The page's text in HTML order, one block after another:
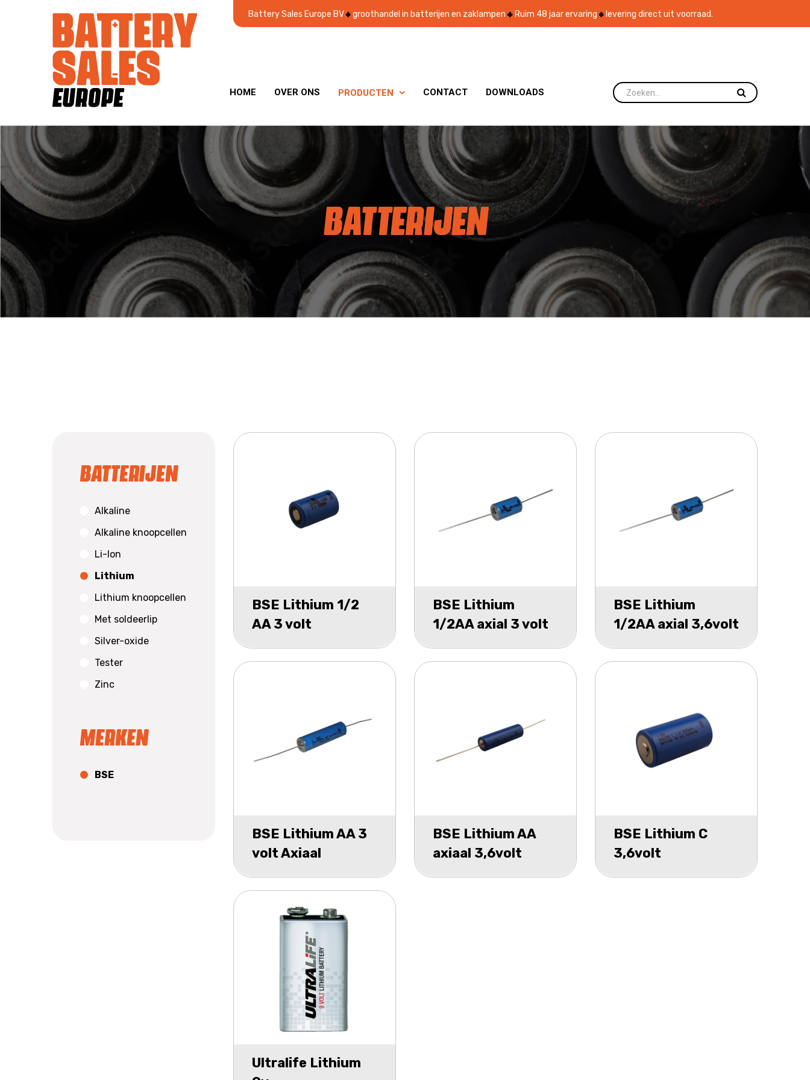
Battery Sales Europe BV groothandel in batterijen en zaklampen Ruim 48 jaar ervaring levering direct uit voorraad.
HOME OVER ONS PRODUCTEN  CONTACT DOWNLOADS
BATTERIJEN
BSE Lithium 1/2
AA 3 volt
BSE Lithium
1/2AA axial 3 volt
BSE Lithium
1/2AA axial 3,6volt
BSE Lithium AA 3
volt Axiaal
BSE Lithium AA
axiaal 3,6volt
BSE Lithium C
3,6volt
Ultralife Lithium
Batterijen
Alkaline
Alkaline knoopcellen
Li-Ion
Lithium
Lithium knoopcellen
Met soldeerlip
Silver-oxide
Tester
Zinc
Merken
BSE